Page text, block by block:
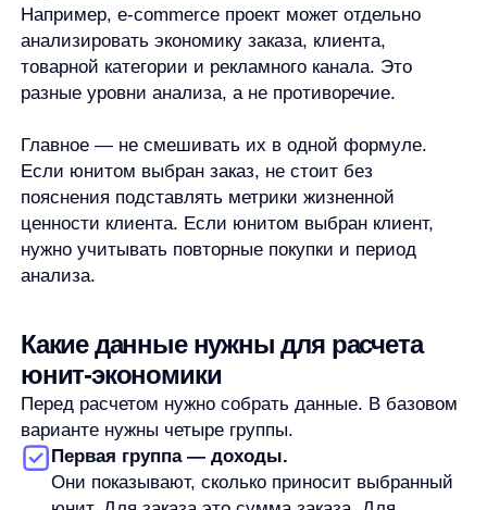
маркетинговым каналом. Здесь появляется
CAC — стоимость привлечения клиента.
Но CAC не нужно применять к любому юниту
единица или внутренняя операция, логика
Четвертая группа — повторные покупки
и удержание.
Они важны, если бизнес считает экономику
клиента во времени. Тогда нужно понимать, как
часто клиент покупает, сколько живет в базе
и какую выручку приносит за выбранный
период.